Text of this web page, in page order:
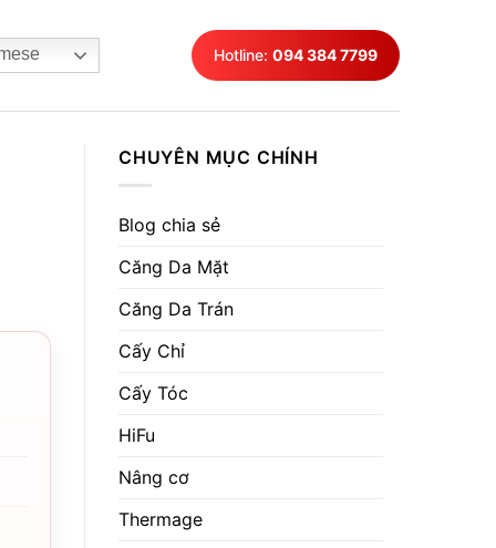
Hotline: 094 384 7799
CHUYÊN MỤC CHÍNH
Blog chia sẻ
Căng Da Mặt
Căng Da Trán
Cấy Chỉ
Cấy Tóc
HiFu
Nâng cơ
Thermage